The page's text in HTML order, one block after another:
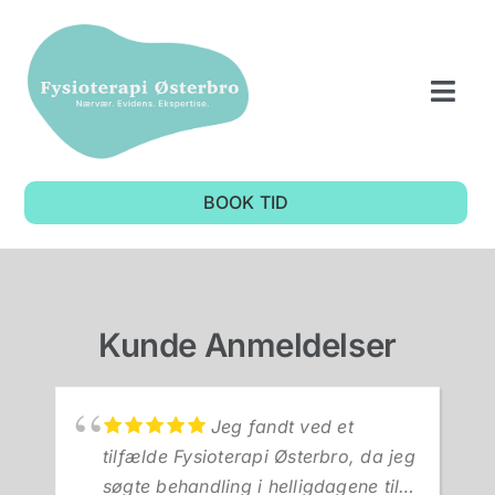
content
Forside
Fysioterapi
BOOK TID
Kunde Anmeldelser
Jeg fandt ved et
tilfælde Fysioterapi Østerbro, da jeg
søgte behandling i helligdagene til